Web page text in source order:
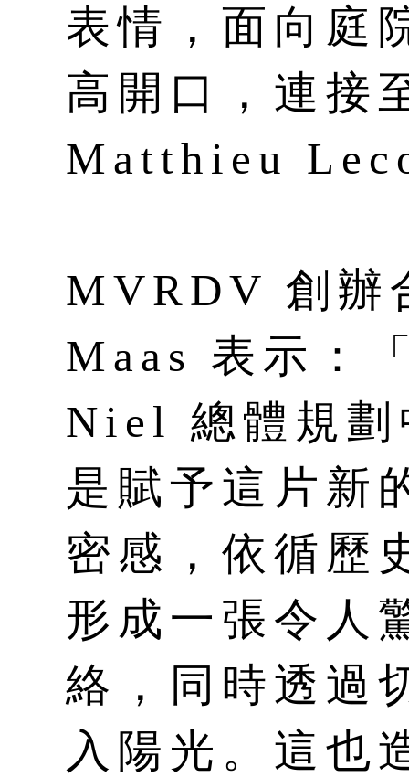
表情，面向庭
高開口，連接
Matthieu
MVRDV 創辦
Maas 表示：
Niel 總體規劃
是賦予這片新
密感，依循歷
形成一張令人
絡，同時透過
入陽光。這也